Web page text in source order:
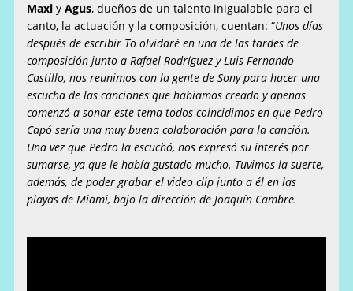
Maxiy Agus, dueños de un talento inigualable para el
canto, la actuación y la composición, cuentan: “Unos días
después de escribir To olvidaré en una de las tardes de
composición junto a Rafael Rodríguez y Luis Fernando
Castillo, nos reunimos con la gente de Sony para hacer una
escucha de las canciones que habíamos creado y apenas
comenzó a sonar este tema todos coincidimos en que Pedro
Capó sería una muy buena colaboración para la canción.
Una vez que Pedro la escuchó, nos expresó su interés por
sumarse, ya que le había gustado mucho. Tuvimos la suerte,
además, de poder grabar el video clip junto a él en las
playas de Miami, bajo la dirección de Joaquín Cambre.